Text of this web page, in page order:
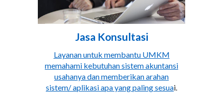
Jasa Konsultasi
Layanan untuk membantu UMKM
memahami kebutuhan sistem akuntansi
usahanya dan memberikan arahan
sistem/ aplikasi apa yang paling sesuai.